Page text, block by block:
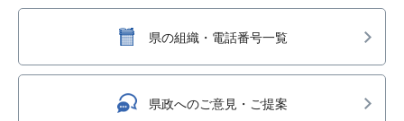
県の組織・電話番号一覧
県政へのご意見・ご提案